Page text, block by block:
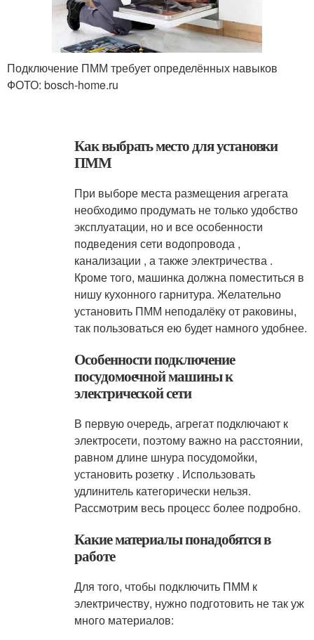
Подключение ПММ требует определённых навыков
ФОТО: bosch-home.ru
Как выбрать место для установки
ПММ
При выборе места размещения агрегата
необходимо продумать не только удобство
эксплуатации, но и все особенности
подведения сети водопровода ,
канализации , а также электричества .
Кроме того, машинка должна поместиться в
нишу кухонного гарнитура. Желательно
установить ПММ неподалёку от раковины,
так пользоваться ею будет намного удобнее.
Особенности подключение
посудомоечной машины к
электрической сети
В первую очередь, агрегат подключают к
электросети, поэтому важно на расстоянии,
равном длине шнура посудомойки,
установить розетку . Использовать
удлинитель категорически нельзя.
Рассмотрим весь процесс более подробно.
Какие материалы понадобятся в
работе
Для того, чтобы подключить ПММ к
электричеству, нужно подготовить не так уж
много материалов: